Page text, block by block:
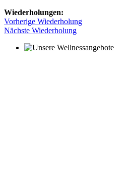
Wiederholungen:
Vorherige Wiederholung
Nächste Wiederholung